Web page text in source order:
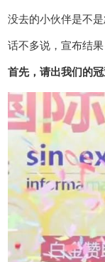
没去的小伙伴是不
话不多说，宣布结果
首先，请出我们的冠